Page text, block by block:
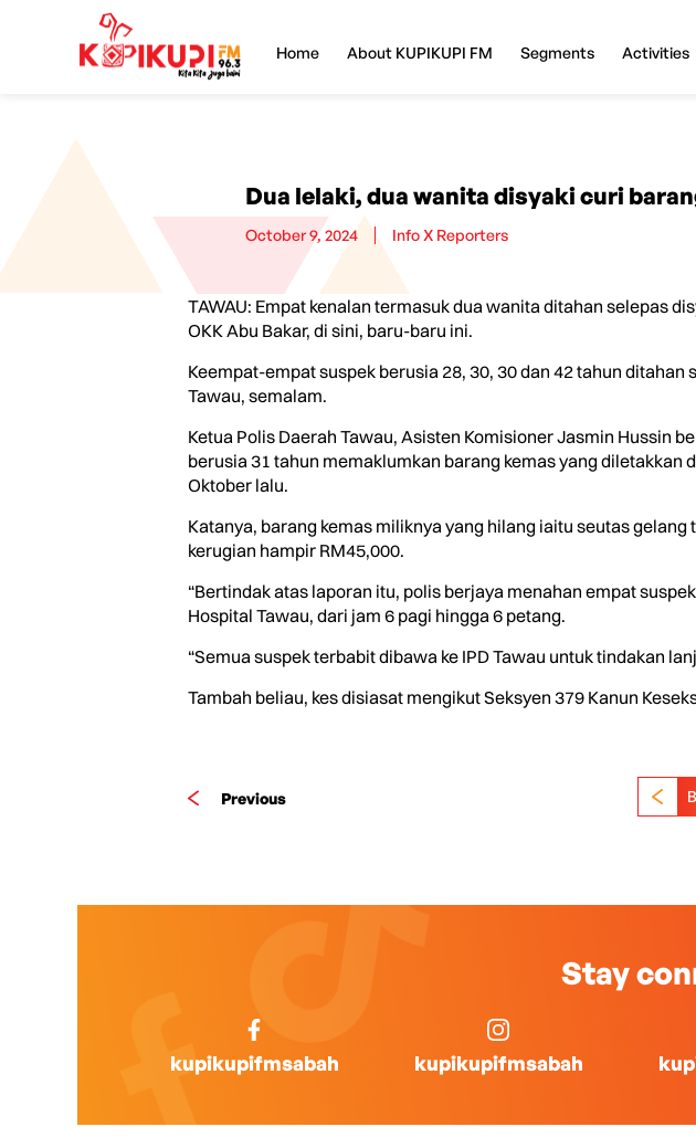
Home About KUPIKUPI FM Segments Activities
Dua lelaki, dua wanita disyaki curi
October 9, 2024 Info X Reporters
TAWAU: Empat kenalan termasuk dua wanita ditahan selepas
OKK Abu Bakar, di sini, baru-baru ini.
Keempat-empat suspek berusia 28, 30, 30 dan 42 tahun
Tawau, semalam.
Ketua Polis Daerah Tawau, Asisten Komisioner Jasmin Hussin
berusia 31 tahun memaklumkan barang kemas yang diletakkan
Oktober lalu.
Katanya, barang kemas miliknya yang hilang iaitu seutas
kerugian hampir RM45,000.
“Bertindak atas laporan itu, polis berjaya menahan empat
Hospital Tawau, dari jam 6 pagi hingga 6 petang.
“Semua suspek terbabit dibawa ke IPD Tawau untuk tindakan
Tambah beliau, kes disiasat mengikut Seksyen 379 Kanun
Previous
Stay
kupikupifmsabah kupikupifmsabah